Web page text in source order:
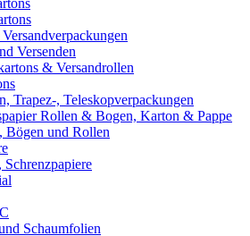
Versenden
& Versandrollen
Trapez-, Teleskopverpackungen
Rollen & Bogen, Karton & Pappe
Bögen und Rollen
Schrenzpapiere
Schaumfolien